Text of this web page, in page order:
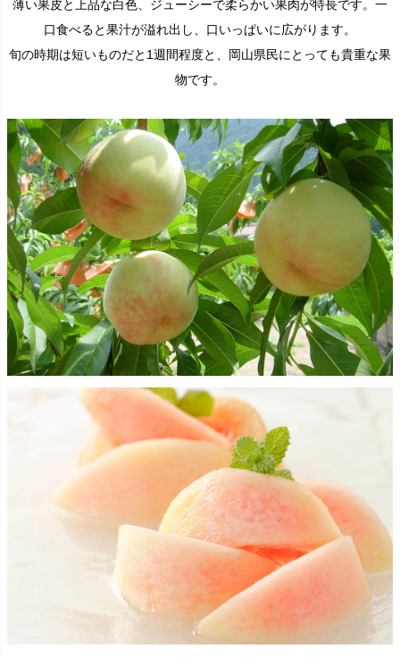
薄い果皮と上品な白色、ジューシーで柔らかい果肉が特長です。一
口食べると果汁が溢れ出し、口いっぱいに広がります。
旬の時期は短いものだと1週間程度と、岡山県民にとっても貴重な果
物です。